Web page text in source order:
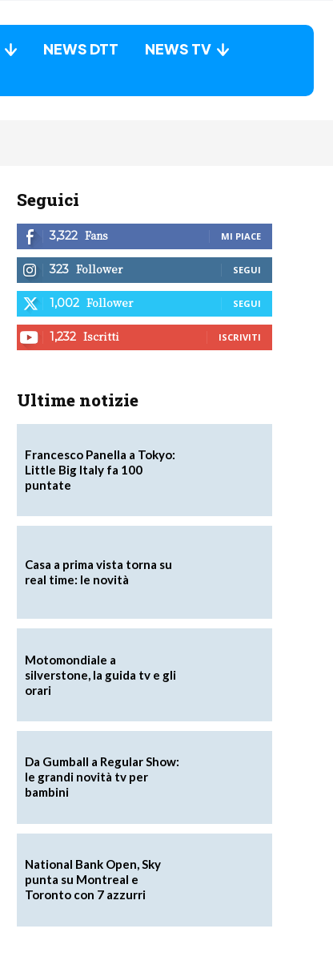
NEWS DTT
NEWS TV
Seguici
3,322 Fans MI PIACE
323 Follower SEGUI
1,002 Follower SEGUI
1,232 Iscritti ISCRIVITI
Ultime notizie
Francesco Panella a Tokyo:
Little Big Italy fa 100
puntate
Casa a prima vista torna su
real time: le novità
Motomondiale a
silverstone, la guida tv e gli
orari
Da Gumball a Regular Show:
le grandi novità tv per
bambini
National Bank Open, Sky
punta su Montreal e
Toronto con 7 azzurri